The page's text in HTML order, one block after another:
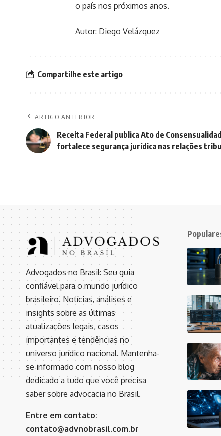
o país nos próximos anos.
Autor: Diego Velázquez
Compartilhe este artigo
ARTIGO ANTERIOR
Receita Federal publica Ato de
fortalece segurança jurídica nas relações
Advogados no Brasil: Seu guia
confiável para o mundo jurídico
brasileiro. Notícias, análises e
insights sobre as últimas
atualizações legais, casos
importantes e tendências no
universo jurídico nacional. Mantenha-
se informado com nosso blog
dedicado a tudo que você precisa
saber sobre advocacia no Brasil.
Entre em contato:
contato@advnobrasil.com.br